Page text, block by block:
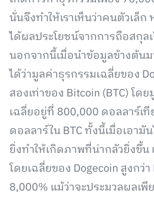
นั่นจึงทำให้เราเห็นว่าคนตัวเล็
ได้ผลประโยชน์จากการถือสกุล
นอกจากนี้เมื่อนำข้อมูลข้างต้นม
ได้ว่ามูลค่าธุรกรรมเฉลี่ยของ
สองเท่าของ Bitcoin (BTC) โด
เฉลี่ยอยู่ที่ 800,000 ดอลลาร์เ
ดอลลาร์ใน BTC ทั้งนี้เมื่อเอามั
ยิ่งทำให้เกิดภาพที่น่ากลัวยิ่งขึ้น
โดยเฉลี่ยของ Dogecoin สูงกว่
8,000% แม้ว่าจะประมวลผลเพี